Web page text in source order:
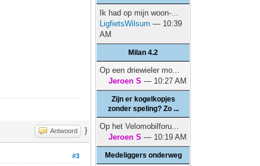
Antwoord }
#3
Ik had op mijn woon-...
LigfietsWilsum — 10:39
AM
Milan 4.2
Op een driewieler mo...
Jeroen S — 10:27 AM
Zijn er kogelkopjes
zonder speling? Zo ...
Op het Velomobilforu...
Jeroen S — 10:19 AM
Medeliggers onderweg